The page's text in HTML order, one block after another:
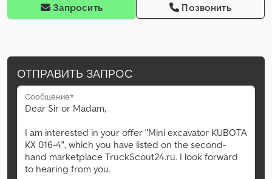
Запросить Позвонить
ОТПРАВИТЬ ЗАПРОС
Сообщение*